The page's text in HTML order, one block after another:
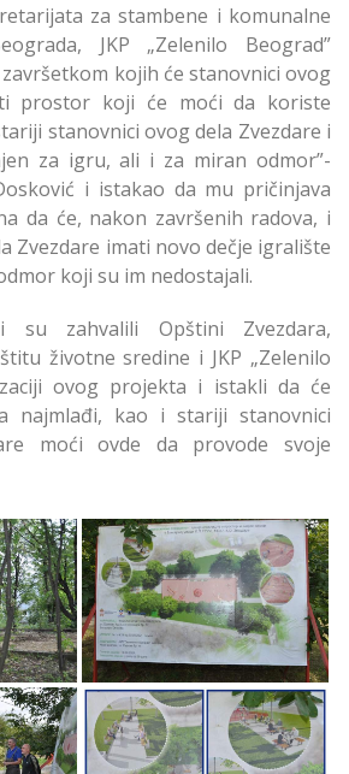
za stambene i komunalne
JKP „Zelenilo Beograd”
kojih će stanovnici ovog
prostor koji će moći da koriste
stanovnici ovog dela Zvezdare i
za igru, ali i za miran odmor”-
i istakao da mu pričinjava
da će, nakon završenih radova, i
Zvezdare imati novo dečje igralište
koji su im nedostajali.
su zahvalili Opštini Zvezdara,
životne sredine i JKP „Zelenilo
ovog projekta i istakli da će
najmlađi, kao i stariji stanovnici
moći ovde da provode svoje
u
Počelo uređenje
dečjeg igrališta u
Blagajskoj
Uređenje dečjeg